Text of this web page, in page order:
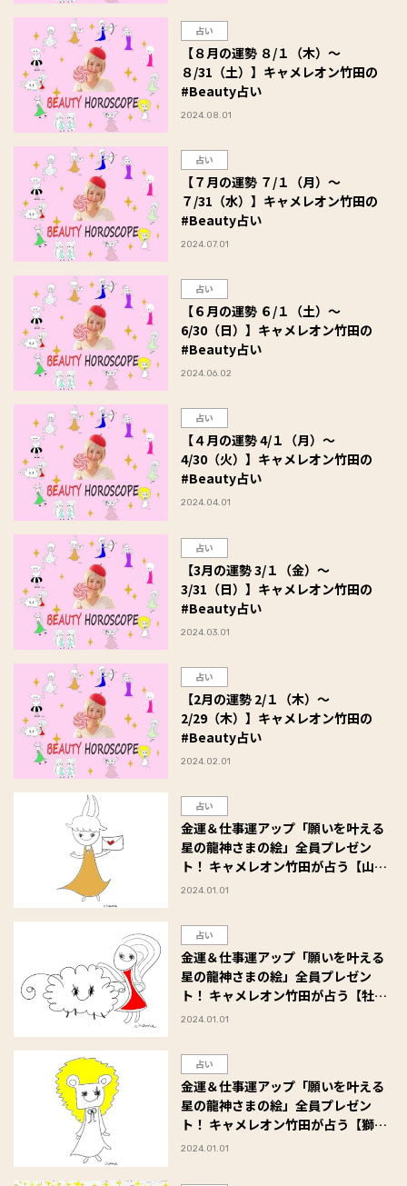
占い
【８月の運勢 ８/１（木）～
８/31（土）】キャメレオン竹田の
#Beauty占い
2024.08.01
占い
【７月の運勢 ７/１（月）～
７/31（水）】キャメレオン竹田の
#Beauty占い
2024.07.01
占い
【６月の運勢 ６/１（土）～
6/30（日）】キャメレオン竹田の
#Beauty占い
2024.06.02
占い
【４月の運勢 4/１（月）～
4/30（火）】キャメレオン竹田の
#Beauty占い
2024.04.01
占い
【3月の運勢 3/１（金）～
3/31（日）】キャメレオン竹田の
#Beauty占い
2024.03.01
占い
【2月の運勢 2/１（木）～
2/29（木）】キャメレオン竹田の
#Beauty占い
2024.02.01
占い
金運＆仕事運アップ「願いを叶える
星の龍神さまの絵」全員プレゼン
ト！ キャメレオン竹田が占う【山羊
座】2024年の金運と仕事運
2024.01.01
占い
金運＆仕事運アップ「願いを叶える
星の龍神さまの絵」全員プレゼン
ト！ キャメレオン竹田が占う【牡羊
座】2024年の金運と仕事運
2024.01.01
占い
金運＆仕事運アップ「願いを叶える
星の龍神さまの絵」全員プレゼン
ト！ キャメレオン竹田が占う【獅子
座】2024年の金運と仕事運
2024.01.01